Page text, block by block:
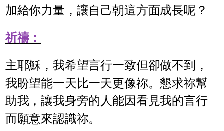
加給你力量，讓自己朝這方面成長呢？
祈禱：
主耶穌，我希望言行一致但卻做不到，
我盼望能一天比一天更像祢。懇求祢幫
助我，讓我身旁的人能因看見我的言行
而願意來認識祢。